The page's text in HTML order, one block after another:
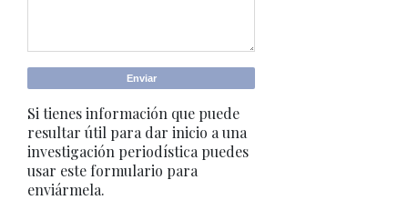
Si tienes información que puede
resultar útil para dar inicio a una
investigación periodística puedes
usar este formulario para
enviármela.